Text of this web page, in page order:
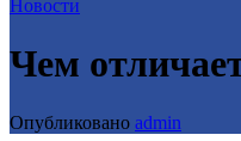
Новости
Чем
Опубликовано admin